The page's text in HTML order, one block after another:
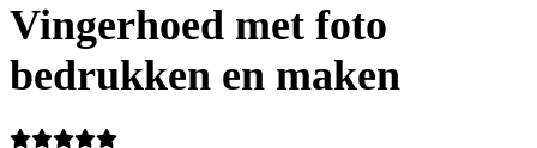
Vingerhoed met foto
bedrukken en maken